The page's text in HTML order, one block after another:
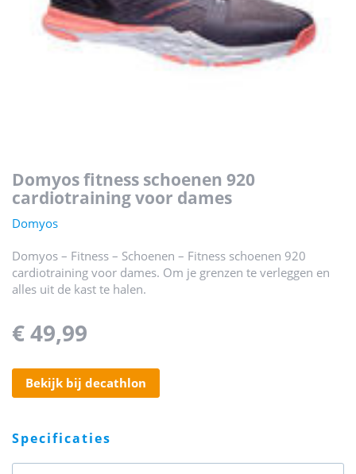
domyos fitness schoenen 920
cardiotraining voor dames
Domyos
Domyos – Fitness – Schoenen – Fitness schoenen 920
cardiotraining voor dames. Om je grenzen te verleggen en
alles uit de kast te halen.
€ 49,99
bekijk bij decathlon
specificaties